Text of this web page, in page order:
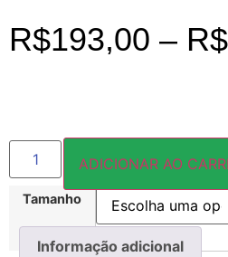
R$193,00 – R$
Tamanho
ADICIONAR AO
Informação adicional